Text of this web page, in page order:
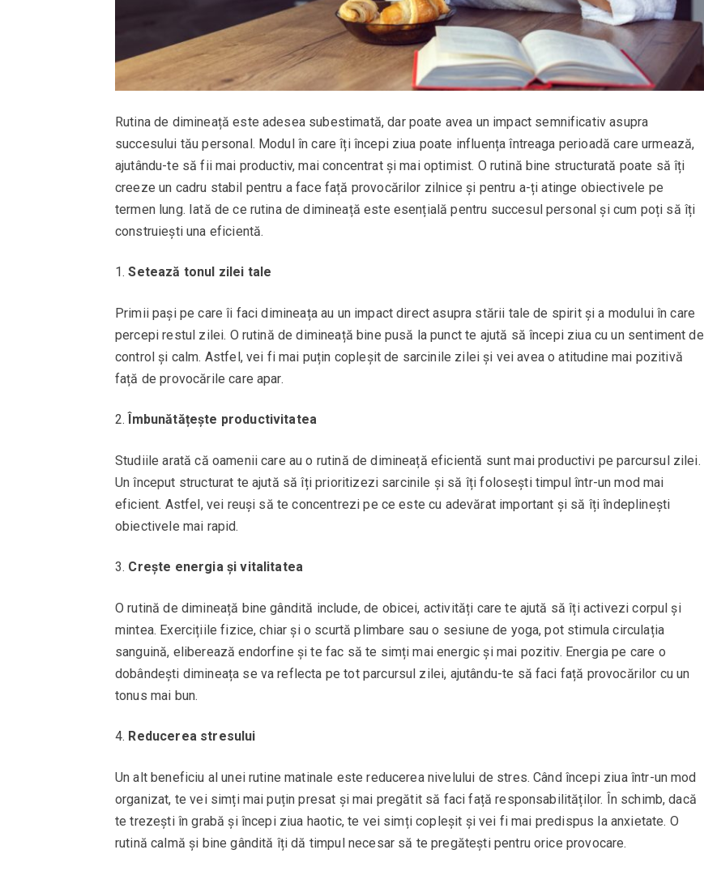
Rutina de dimineață este adesea subestimată, dar poate avea un impact semnificativ asupra
succesului tău personal. Modul în care îți începi ziua poate influența întreaga perioadă care urmează,
ajutându-te să fii mai productiv, mai concentrat și mai optimist. O rutină bine structurată poate să îți
creeze un cadru stabil pentru a face față provocărilor zilnice și pentru a-ți atinge obiectivele pe
termen lung. Iată de ce rutina de dimineață este esențială pentru succesul personal și cum poți să îți
construiești una eficientă.
Setează tonul zilei tale
Primii pași pe care îi faci dimineața au un impact direct asupra stării tale de spirit și a modului în care
percepi restul zilei. O rutină de dimineață bine pusă la punct te ajută să începi ziua cu un sentiment de
control și calm. Astfel, vei fi mai puțin copleșit de sarcinile zilei și vei avea o atitudine mai pozitivă
față de provocările care apar.
Îmbunătățește productivitatea
Studiile arată că oamenii care au o rutină de dimineață eficientă sunt mai productivi pe parcursul zilei.
Un început structurat te ajută să îți prioritizezi sarcinile și să îți folosești timpul într-un mod mai
eficient. Astfel, vei reuși să te concentrezi pe ce este cu adevărat important și să îți îndeplinești
obiectivele mai rapid.
Crește energia și vitalitatea
O rutină de dimineață bine gândită include, de obicei, activități care te ajută să îți activezi corpul și
mintea. Exercițiile fizice, chiar și o scurtă plimbare sau o sesiune de yoga, pot stimula circulația
sanguină, eliberează endorfine și te fac să te simți mai energic și mai pozitiv. Energia pe care o
dobândești dimineața se va reflecta pe tot parcursul zilei, ajutându-te să faci față provocărilor cu un
tonus mai bun.
Reducerea stresului
Un alt beneficiu al unei rutine matinale este reducerea nivelului de stres. Când începi ziua într-un mod
organizat, te vei simți mai puțin presat și mai pregătit să faci față responsabilităților. În schimb, dacă
te trezești în grabă și începi ziua haotic, te vei simți copleșit și vei fi mai predispus la anxietate. O
rutină calmă și bine gândită îți dă timpul necesar să te pregătești pentru orice provocare.